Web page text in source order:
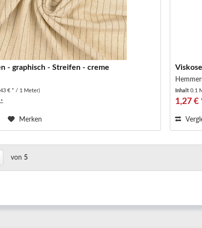
- graphisch - Streifen - creme
€ * / 1 Meter)
*
Merken
Inhalt0.1
1,27 €
von 5